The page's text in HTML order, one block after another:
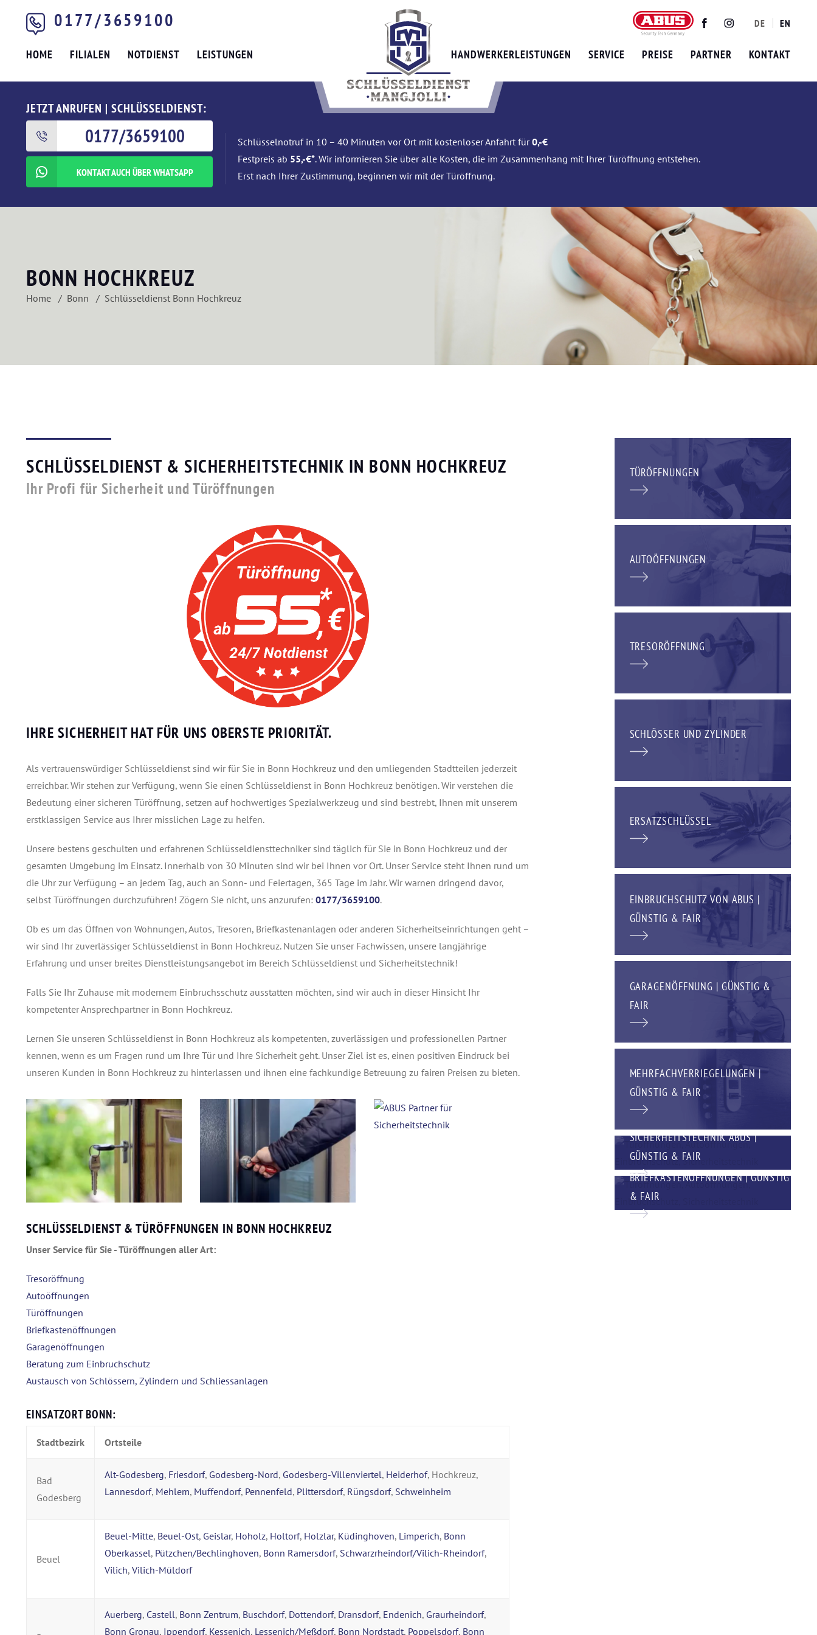
0177/3659100 TwitterFacebookInstagram
DE EN
HOME FILIALEN NOTDIENST LEISTUNGEN HANDWERKERLEISTUNGEN SERVICE PREISE PARTNER KONTAKT
JETZT ANRUFEN | SCHLÜSSELDIENST:
0177/3659100
KONTAKT AUCH ÜBER WHATSAPP
Schlüsselnotruf in 10 – 40 Minuten vor Ort mit kostenloser Anfahrt für0,-€
Festpreis ab 55,-€*. Wir informieren Sie über alle Kosten, die im Zusammenhang mit Ihrer Türöffnung entstehen.
Erst nach Ihrer Zustimmung, beginnen wir mit der Türöffnung.
BONN HOCHKREUZ
Home Bonn Schlüsseldienst Bonn Hochkreuz
SCHLÜSSELDIENST & SICHERHEITSTECHNIK IN BONN HOCHKREUZ
Ihr Profi für Sicherheit und Türöffnungen
IHRE SICHERHEIT HAT FÜR UNS OBERSTE PRIORITÄT.
Als vertrauenswürdiger Schlüsseldienst sind wir für Sie in Bonn Hochkreuz und den umliegenden Stadtteilen jederzeit
erreichbar. Wir stehen zur Verfügung, wenn Sie einen Schlüsseldienst in Bonn Hochkreuz benötigen. Wir verstehen die
Bedeutung einer sicheren Türöffnung, setzen auf hochwertiges Spezialwerkzeug und sind bestrebt, Ihnen mit unserem
erstklassigen Service aus Ihrer misslichen Lage zu helfen.
Unsere bestens geschulten und erfahrenen Schlüsseldiensttechniker sind täglich für Sie in Bonn Hochkreuz und der
gesamten Umgebung im Einsatz. Innerhalb von 30 Minuten sind wir bei Ihnen vor Ort. Unser Service steht Ihnen rund um
die Uhr zur Verfügung – an jedem Tag, auch an Sonn- und Feiertagen, 365 Tage im Jahr. Wir warnen dringend davor,
selbst Türöffnungen durchzuführen! Zögern Sie nicht, uns anzurufen: 0177/3659100.
Ob es um das Öffnen von Wohnungen, Autos, Tresoren, Briefkastenanlagen oder anderen Sicherheitseinrichtungen geht –
wir sind Ihr zuverlässiger Schlüsseldienst in Bonn Hochkreuz. Nutzen Sie unser Fachwissen, unsere langjährige
Erfahrung und unser breites Dienstleistungsangebot im Bereich Schlüsseldienst und Sicherheitstechnik!
Falls Sie Ihr Zuhause mit modernem Einbruchsschutz ausstatten möchten, sind wir auch in dieser Hinsicht Ihr
kompetenter Ansprechpartner in Bonn Hochkreuz.
Lernen Sie unseren Schlüsseldienst in Bonn Hochkreuz als kompetenten, zuverlässigen und professionellen Partner
kennen, wenn es um Fragen rund um Ihre Tür und Ihre Sicherheit geht. Unser Ziel ist es, einen positiven Eindruck bei
unseren Kunden in Bonn Hochkreuz zu hinterlassen und ihnen eine fachkundige Betreuung zu fairen Preisen zu bieten.
SCHLÜSSELDIENST & TÜRÖFFNUNGEN IN BONN HOCHKREUZ
Unser Service für Sie - Türöffnungen aller Art:
Tresoröffnung
Autoöffnungen
Türöffnungen
Briefkastenöffnungen
Garagenöffnungen
Beratung zum Einbruchschutz
Austausch von Schlössern, Zylindern und Schliessanlagen
EINSATZORT BONN:
Stadtbezirk Ortsteile
Bad
Godesberg
Alt-Godesberg, Friesdorf, Godesberg-Nord, Godesberg-Villenviertel, Heiderhof, Hochkreuz,
Lannesdorf, Mehlem, Muffendorf, Pennenfeld, Plittersdorf, Rüngsdorf, Schweinheim
Beuel
Beuel-Mitte, Beuel-Ost, Geislar, Hoholz, Holtorf, Holzlar, Küdinghoven, Limperich, Bonn
Oberkassel, Pützchen/Bechlinghoven, Bonn Ramersdorf, Schwarzrheindorf/Vilich-Rheindorf,
Vilich, Vilich-Müldorf
Auerberg, Castell, Bonn Zentrum, Buschdorf, Dottendorf, Dransdorf, Endenich, Graurheindorf,
Bonn Gronau, Ippendorf, Kessenich, Lessenich/Meßdorf, Bonn Nordstadt, Poppelsdorf, Bonn
TÜRÖFFNUNGEN
AUTOÖFFNUNGEN
TRESORÖFFNUNG
SCHLÖSSER UND ZYLINDER
ERSATZSCHLÜSSEL
EINBRUCHSCHUTZ VON ABUS |
GÜNSTIG & FAIR
GARAGENÖFFNUNG | GÜNSTIG &
FAIR
MEHRFACHVERRIEGELUNGEN |
GÜNSTIG & FAIR
SICHERHEITSTECHNIK ABUS |
GÜNSTIG & FAIR
BRIEFKASTENÖFFNUNGEN | GÜNSTIG
& FAIR